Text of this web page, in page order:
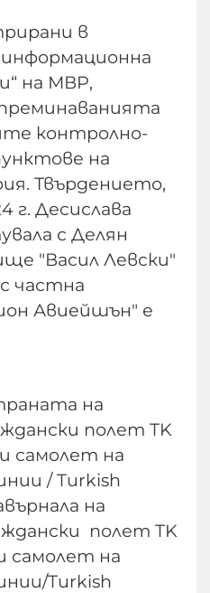
в
на МВР,
контролно-
на
Твърдението,
г. Десислава
с Делян
"Васил Левски"
частна
Авиейшън" е
на
полет TK
самолет на
/ Turkish
на
полет TK
самолет на
Turkish